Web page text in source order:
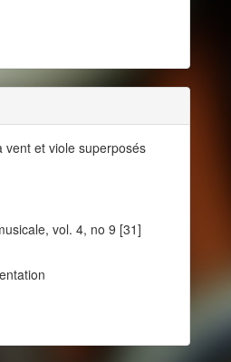
vent et viole superposés
vol. 4, no 9 [31]